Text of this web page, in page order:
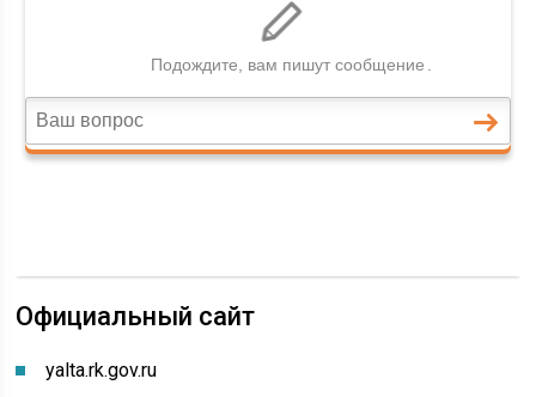
Официальный сайт
yalta.rk.gov.ru